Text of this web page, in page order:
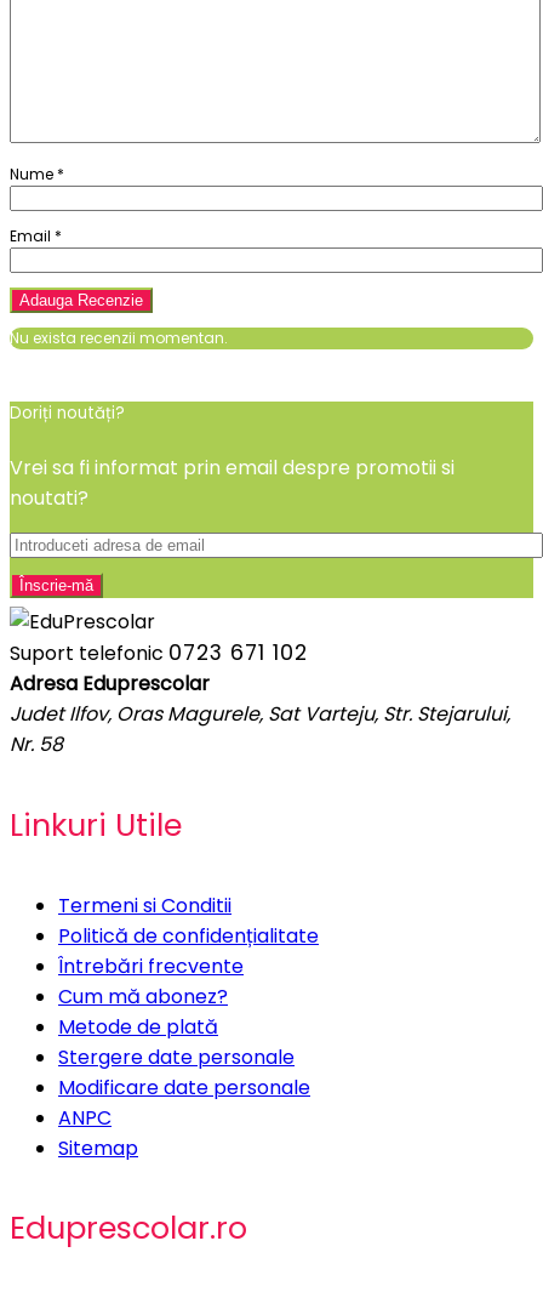
Nume *
Email *
Nu exista recenzii momentan.
Doriți noutăți?
Vrei sa fi informat prin email despre promotii si
noutati?
Suport telefonic 0723 671 102
Adresa Eduprescolar
Judet Ilfov, Oras Magurele, Sat Varteju, Str. Stejarului,
Nr. 58
Linkuri Utile
Termeni si Conditii
Politică de confidențialitate
Întrebări frecvente
Cum mă abonez?
Metode de plată
Stergere date personale
Modificare date personale
ANPC
Sitemap
Eduprescolar.ro